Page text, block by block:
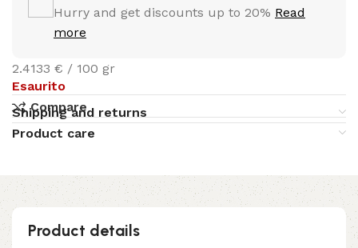
Hurry and get discounts up to 20% Read
more
2.4133 € / 100 gr
Esaurito
Compare
Shipping and returns
Product care
Product details